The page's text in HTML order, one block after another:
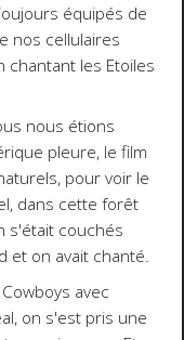
équipés de
nos cellulaires
les Etoiles
nous étions
pleure, le film
pour voir le
dans cette forêt
s'était couchés
et on avait chanté.
avec
on s'est pris une